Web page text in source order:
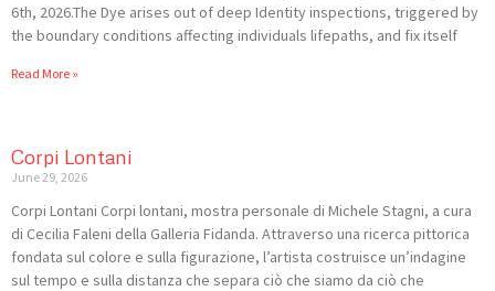
6th, 2026.The Dye arises out of deep Identity inspections, triggered by
the boundary conditions affecting individuals lifepaths, and fix itself
Read More »
Corpi Lontani
June 29, 2026
Corpi Lontani Corpi lontani, mostra personale di Michele Stagni, a cura
di Cecilia Faleni della Galleria Fidanda. Attraverso una ricerca pittorica
fondata sul colore e sulla figurazione, l’artista costruisce un’indagine
sul tempo e sulla distanza che separa ciò che siamo da ciò che